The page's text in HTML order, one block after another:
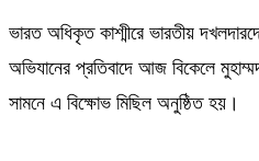
ভারত অধিকৃত কাশ্মীরে ভারতীয়
অভিযানের প্রতিবাদে আজ বিকেলে
সামনে এ বিক্ষোভ মিছিল অনুষ্ঠিত হয়।